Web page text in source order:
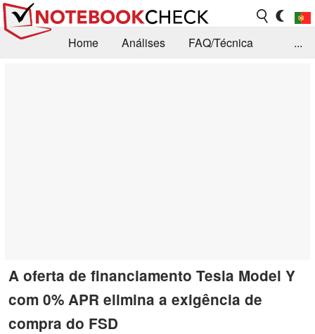
Home Análises
FAQ/Técnica
...
A oferta de financiamento Tesla Model Y
com 0% APR elimina a exigência de
compra do FSD